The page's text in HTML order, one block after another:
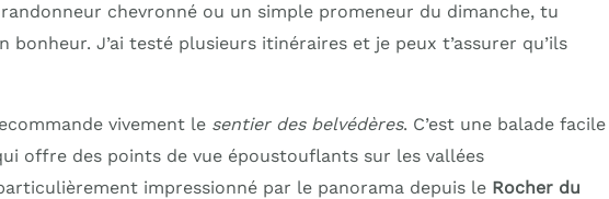
chevronné ou un simple promeneur du dimanche, tu
J’ai testé plusieurs itinéraires et je peux t’assurer qu’ils
vivement le sentier des belvédères. C’est une balade facile
offre des points de vue époustouflants sur les vallées
impressionné par le panorama depuis le Rocher du